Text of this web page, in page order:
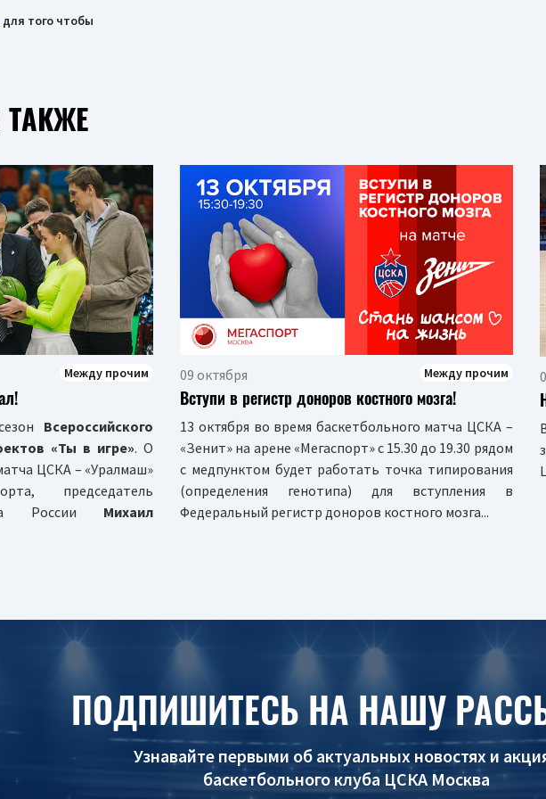
для того чтобы
Между прочим
Всероссийского
«Ты в игре». О
ЦСКА – «Уралмаш»
председатель
России Михаил
09 октября Между прочим
Вступи в регистр доноров костного мозга!
13 октября во время баскетбольного матча ЦСКА –
«Зенит» на арене «Мегаспорт» с 15.30 до 19.30 рядом
с медпунктом будет работать точка типирования
(определения генотипа) для вступления в
Федеральный регистр доноров костного мозга...
ПОДПИШИТЕСЬ НА НАШУ
Узнавайте первыми об актуальных новостях и
баскетбольного клуба ЦСКА Москва